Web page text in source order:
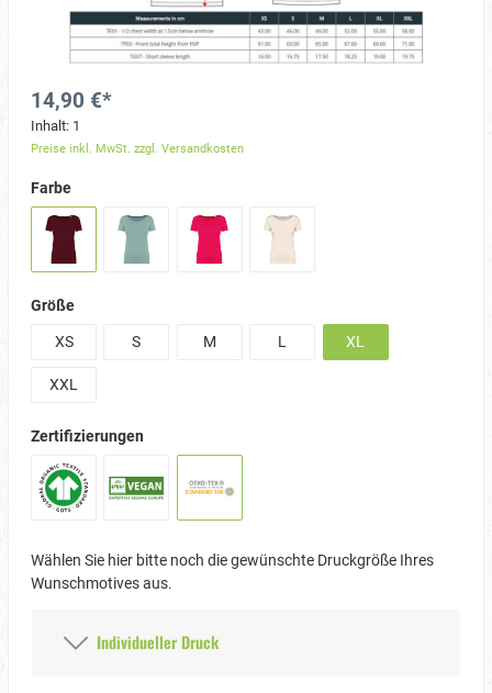
14,90 €*
Inhalt: 1
Preise inkl. MwSt. zzgl. Versandkosten
Farbe
Größe
XS
S M L XL
XXL
Zertifizierungen
Wählen Sie hier bitte noch die gewünschte Druckgröße Ihres
Wunschmotives aus.
Individueller Druck